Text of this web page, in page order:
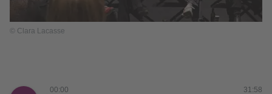
© Clara Lacasse
00:00 31:58